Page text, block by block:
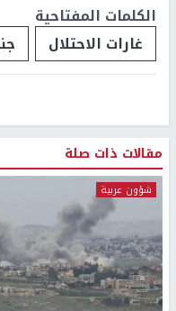
الكلمات المفتاحية
غارات الاحتلال
مقالات ذات صلة
شؤون عربية